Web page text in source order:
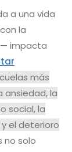
a una vida
la
impacta
más
ansiedad, la
social, la
el deterioro
no solo